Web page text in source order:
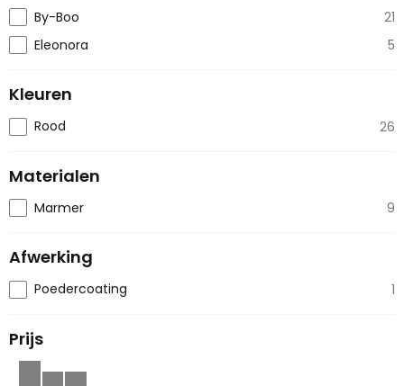
By-Boo
21
Eleonora
5
Kleuren
Rood 26
Materialen
Marmer 9
Afwerking
Poedercoating 1
Prijs